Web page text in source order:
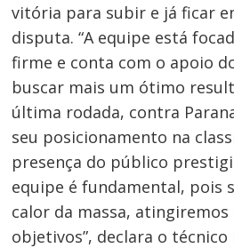
vitória para subir e já ficar
disputa. “A equipe está
firme e conta com o apoio
buscar mais um ótimo
última rodada, contra
seu posicionamento na
presença do público
equipe é fundamental, pois
calor da massa, atingiremos
objetivos”, declara o técnico
Navegação
de
Post